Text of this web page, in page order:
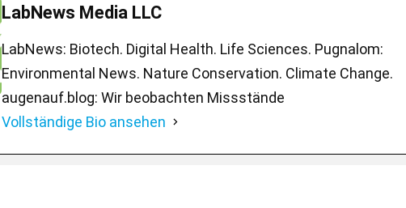
LabNews Media LLC
LabNews: Biotech. Digital Health. Life Sciences. Pugnalom:
Environmental News. Nature Conservation. Climate Change.
augenauf.blog: Wir beobachten Missstände
Vollständige Bio ansehen